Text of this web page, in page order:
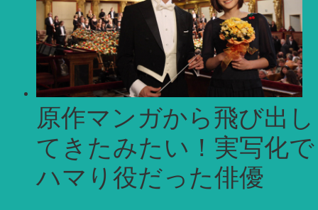
原作マンガから飛び出し
てきたみたい！実写化で
ハマり役だった俳優